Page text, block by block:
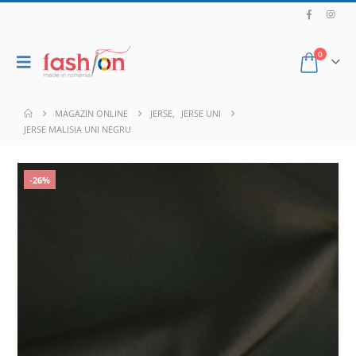
0
MAGAZIN ONLINE JERSE,
JERSE UNI
JERSE MALISIA UNI NEGRU
-26%